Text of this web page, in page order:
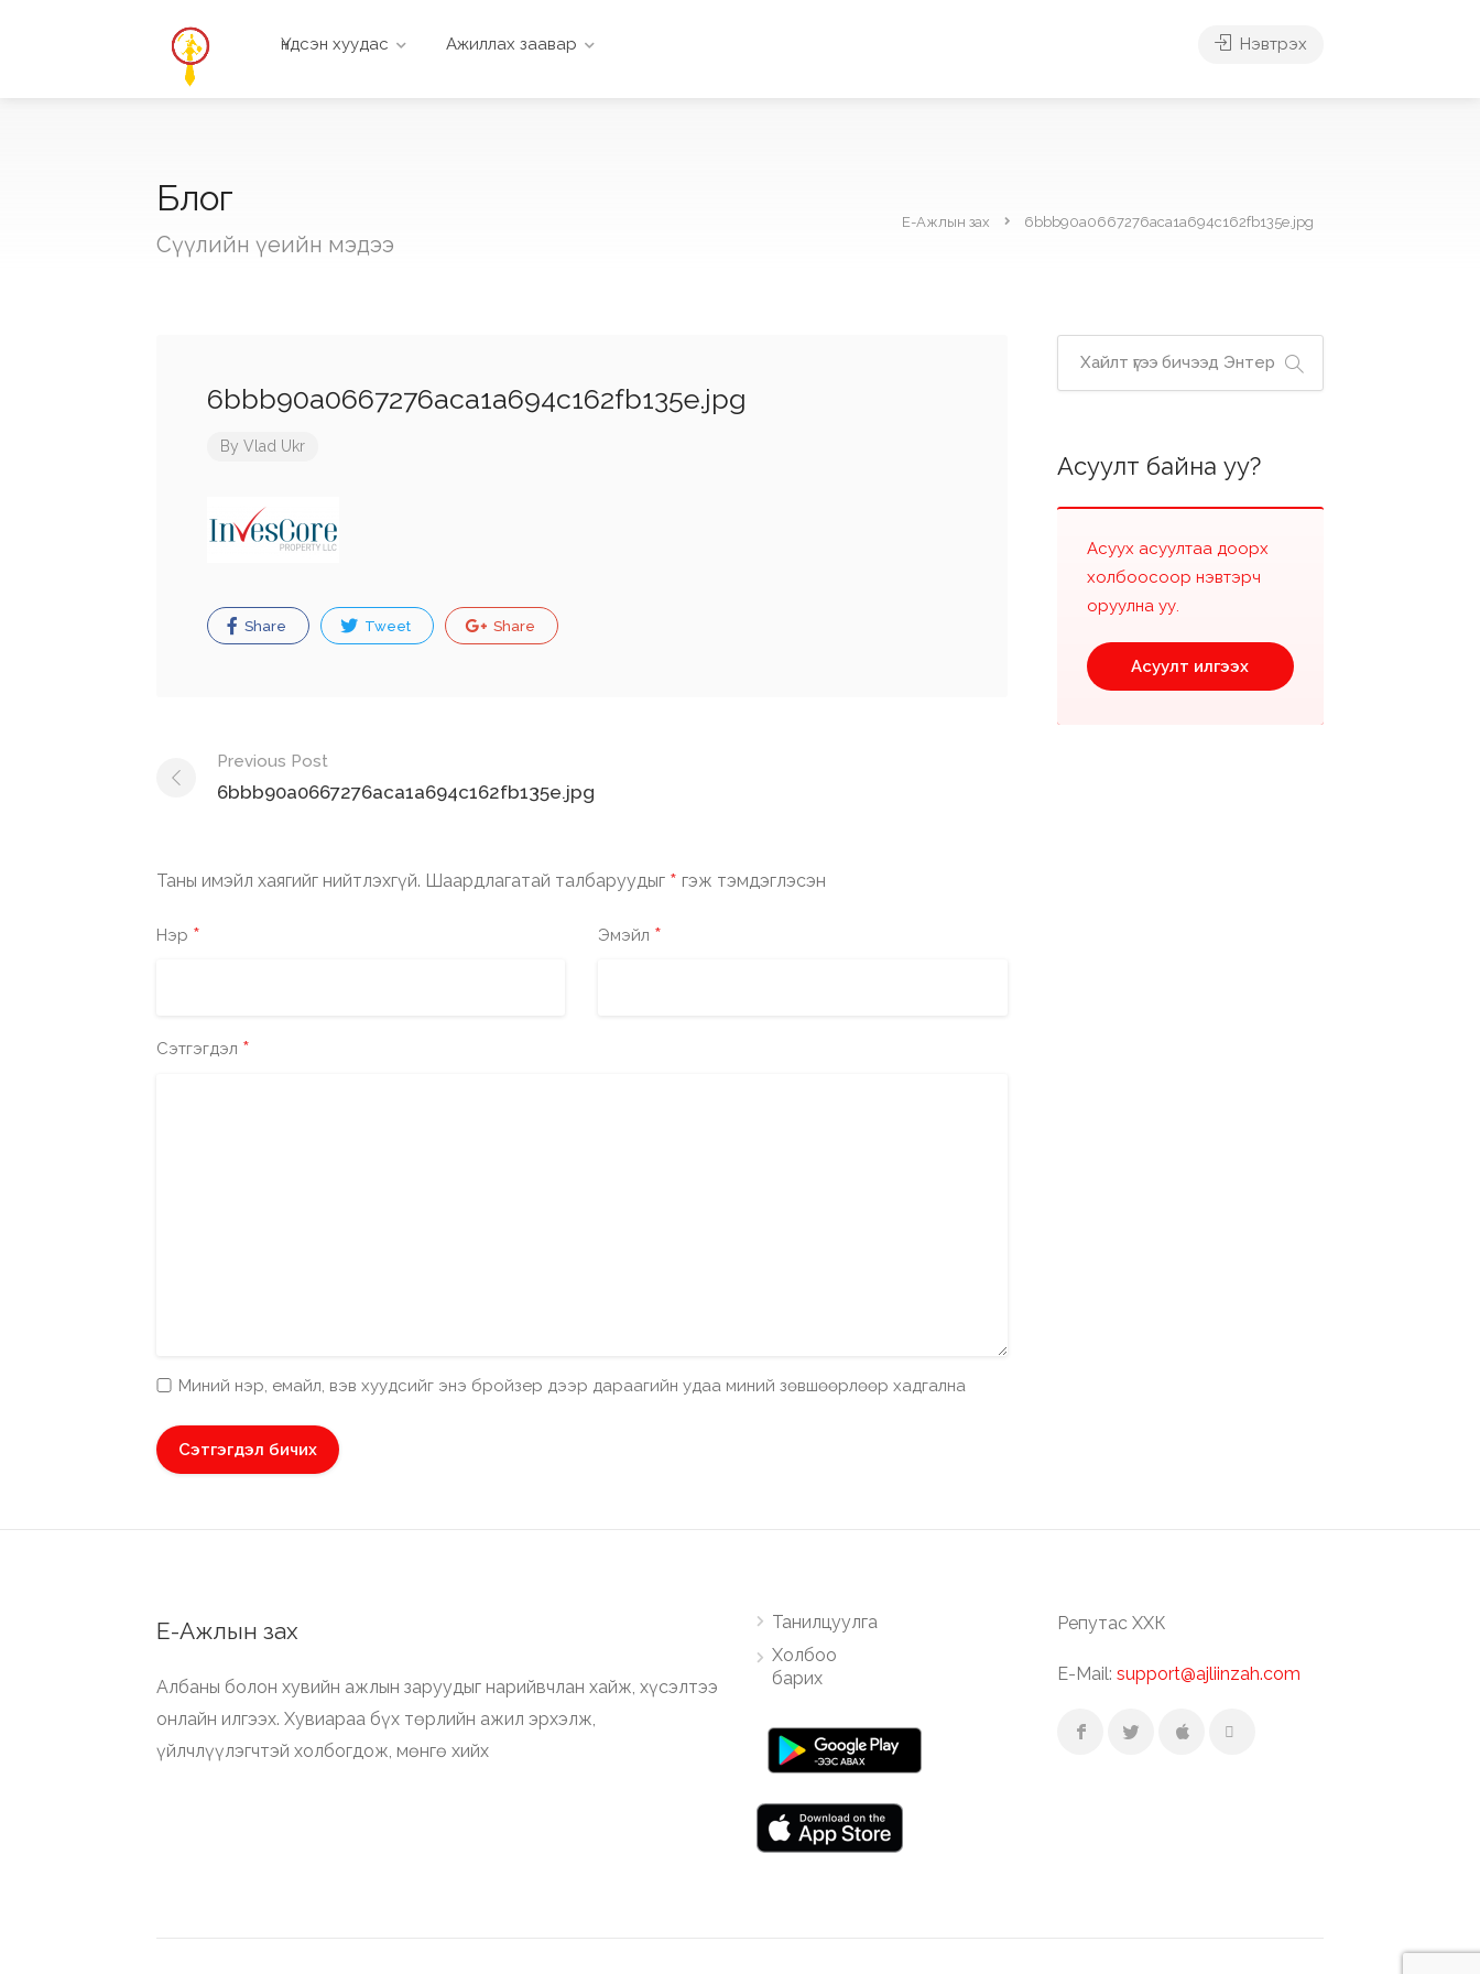
Үндсэн хуудас Ажиллах заавар Нэвтрэх
Блог
Сүүлийн үеийн мэдээ
Е-Ажлын зах 6bbb90a0667276aca1a694c162fb135e.jpg
6bbb90a0667276aca1a694c162fb135e.jpg
By Vlad Ukr
Share Tweet Share
Post
navigation
Previous Post
6bbb90a0667276aca1a694c162fb135e.jpg
Таны имэйл хаягийг нийтлэхгүй. Шаардлагатай талбаруудыг * гэж тэмдэглэсэн
Нэр * Эмэйл *
Сэтгэгдэл *
Миний нэр, емайл, вэв хуудсийг энэ бройзер дээр дараагийн удаа миний зөвшөөрлөөр хадгална
Асуулт байна уу?
Асуух асуултаа доорх
холбоосоор нэвтэрч
оруулна уу.
Асуулт илгээх
Е-Ажлын зах
Албаны болон хувийн ажлын заруудыг нарийвчлан хайж, хүсэлтээ
онлайн илгээх. Хувиараа бүх төрлийн ажил эрхэлж,
үйлчлүүлэгчтэй холбогдож, мөнгө хийх
Танилцуулга
Холбоо
барих
Репутас ХХК
E-Mail: support@ajliinzah.com